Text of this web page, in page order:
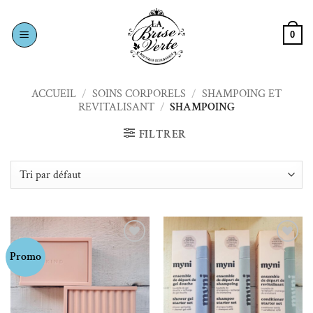
contenu
0
ACCUEIL / SOINS CORPORELS / SHAMPOING ET
REVITALISANT / SHAMPOING
FILTRER
PromoAjouter à la liste de souhaits Ajouter à la liste de souhaits